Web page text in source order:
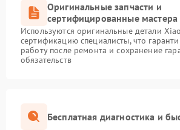
Оригинальные запчасти и
сертифицированные мастера
Используются оригинальные детали
сертификацию специалисты, что
работу после ремонта и сохранение
обязательств
Бесплатная диагностика и